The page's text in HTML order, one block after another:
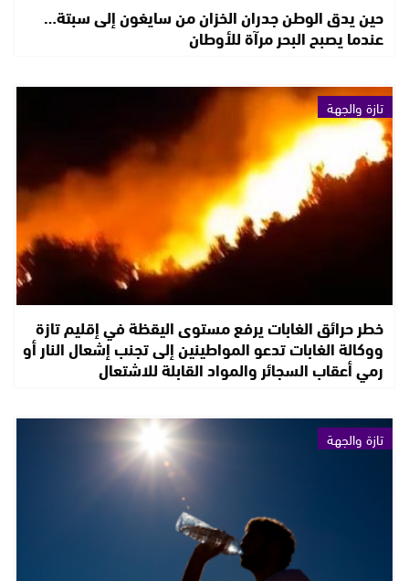
حين يدق الوطن جدران الخزان من سايغون إلى سبتة…
عندما يصبح البحر مرآة للأوطان
تازة والجهة
خطر حرائق الغابات يرفع مستوى اليقظة في إقليم تازة
ووكالة الغابات تدعو المواطينين إلى تجنب إشعال النار أو
رمي أعقاب السجائر والمواد القابلة للاشتعال
تازة والجهة